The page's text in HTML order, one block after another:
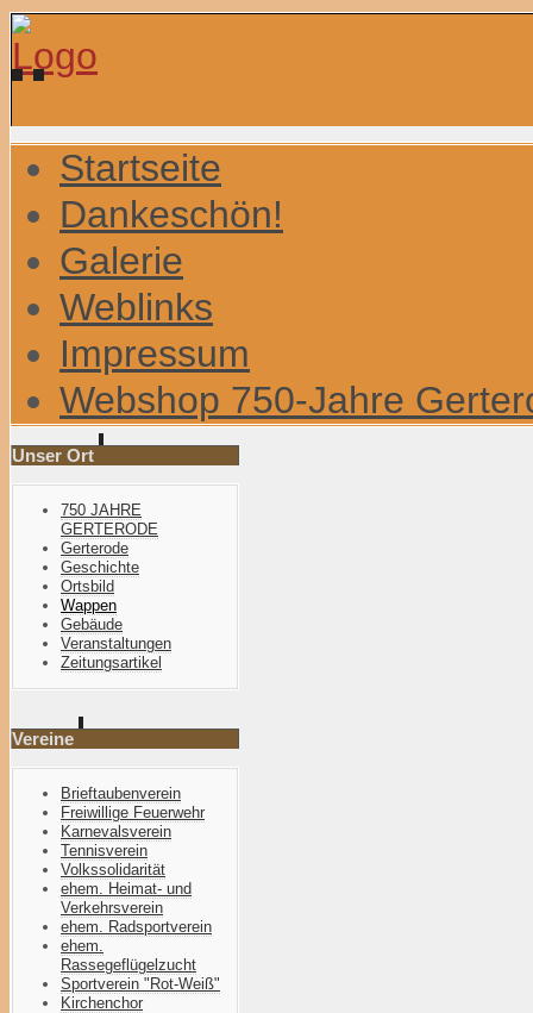
Startseite
Dankeschön!
Galerie
Weblinks
Impressum
Webshop 750-Jahre
Unser Ort
750 JAHRE
GERTERODE
Gerterode
Geschichte
Ortsbild
Wappen
Gebäude
Veranstaltungen
Zeitungsartikel
Vereine
Brieftaubenverein
Freiwillige Feuerwehr
Karnevalsverein
Tennisverein
Volkssolidarität
ehem. Heimat- und
Verkehrsverein
ehem. Radsportverein
ehem.
Rassegeflügelzucht
Sportverein "Rot-Weiß"
Kirchenchor